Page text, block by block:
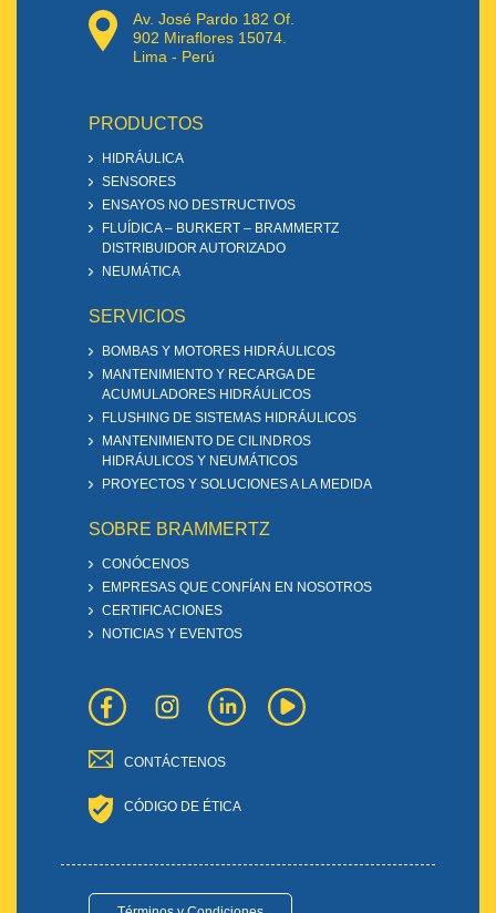
Av. José Pardo 182 Of.
902 Miraflores 15074.
Lima - Perú
PRODUCTOS
HIDRÁULICA
SENSORES
ENSAYOS NO DESTRUCTIVOS
FLUÍDICA – BURKERT – BRAMMERTZ
DISTRIBUIDOR AUTORIZADO
NEUMÁTICA
SERVICIOS
BOMBAS Y MOTORES HIDRÁULICOS
MANTENIMIENTO Y RECARGA DE
ACUMULADORES HIDRÁULICOS
FLUSHING DE SISTEMAS HIDRÁULICOS
MANTENIMIENTO DE CILINDROS
HIDRÁULICOS Y NEUMÁTICOS
PROYECTOS Y SOLUCIONES A LA MEDIDA
SOBRE BRAMMERTZ
CONÓCENOS
EMPRESAS QUE CONFÍAN EN NOSOTROS
CERTIFICACIONES
NOTICIAS Y EVENTOS
CONTÁCTENOS
CÓDIGO DE ÉTICA